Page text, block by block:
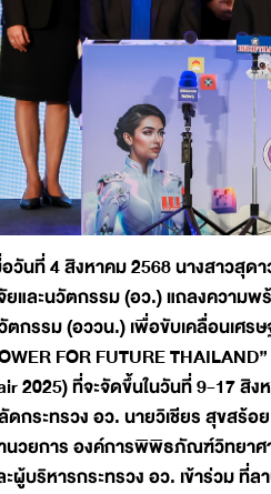
อวันที่ 4 สิงหาคม 2568 นางสาวสุ
ยและนวัตกรรม (อว.) แถลงความพ
ตกรรม (อววน.) เพื่อขับเคลื่อนเศร
FOR FUTURE
2025) ที่จะจัดขึ้นในวันที่ 9-17 สิ
ดกระทรวง อว. นายวิเชียร สุขสร้
นวยการ องค์การพิพิธภัณฑ์วิทยาศ
ะผู้บริหารกระทรวง อว. เข้าร่วม ที่